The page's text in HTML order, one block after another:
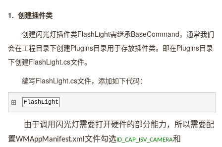
1. 创建插件类
创建闪光灯插件类FlashLight需继承BaseCommand，通常我们
会在工程目录下创建Plugins目录用于存放插件类。即在Plugins目录
下创建FlashLight.cs文件。
编写FlashLight.cs文件，添加如下代码：
FlashLight
由于调用闪光灯需要打开硬件的部分能力，所以需要配
置WMAppManifest.xml 文件勾选 ID_CAP_ISV_CAMERA和